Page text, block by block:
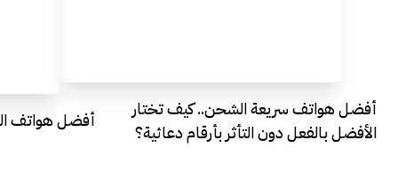
أفضل هواتف سريعة الشحن.. كيف تختار
الأفضل بالفعل دون التأثر بأرقام دعائية؟
أفضل هواتف